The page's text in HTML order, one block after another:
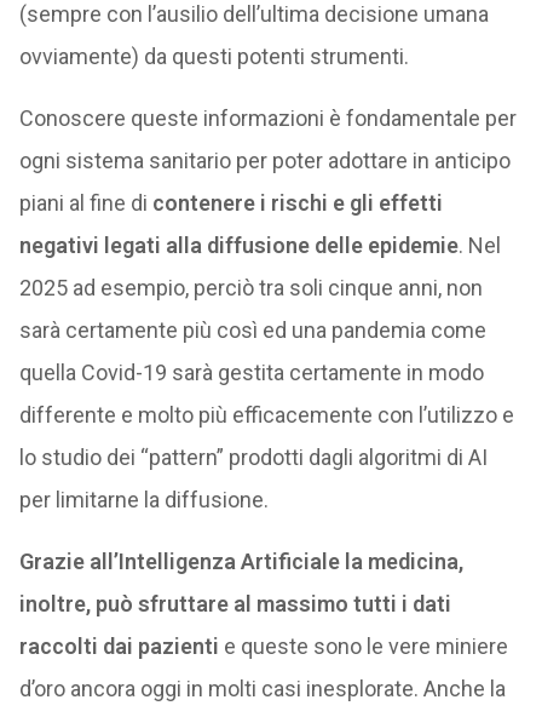
(sempre con l’ausilio dell’ultima decisione umana
ovviamente) da questi potenti strumenti.
Conoscere queste informazioni è fondamentale per
ogni sistema sanitario per poter adottare in anticipo
piani al fine di contenere i rischi e gli effetti
negativi legati alla diffusione delle epidemie. Nel
2025 ad esempio, perciò tra soli cinque anni, non
sarà certamente più così ed una pandemia come
quella Covid-19 sarà gestita certamente in modo
differente e molto più efficacemente con l’utilizzo e
lo studio dei “pattern” prodotti dagli algoritmi di AI
per limitarne la diffusione.
Grazie all’Intelligenza Artificiale la medicina,
inoltre, può sfruttare al massimo tutti i dati
raccolti dai pazienti e queste sono le vere miniere
d’oro ancora oggi in molti casi inesplorate. Anche la